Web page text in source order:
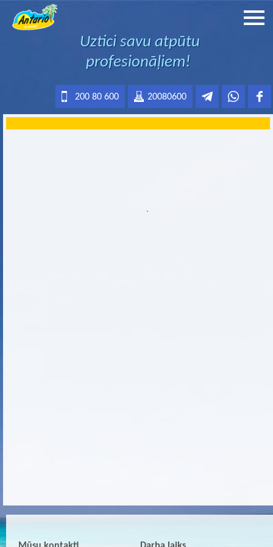
Uztici savu atpūtu
profesionāļiem!
20080600
200 80 600